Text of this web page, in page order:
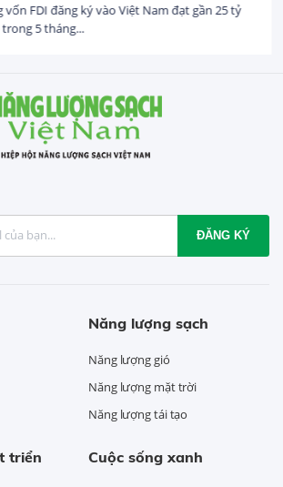
vốn FDI đăng ký vào Việt Nam đạt gần 25 tỷ
trong 5 tháng...
ĐĂNG KÝ
Năng lượng sạch
Năng lượng gió
Năng lượng mặt trời
Năng lượng tái tạo
triển Cuộc sống xanh